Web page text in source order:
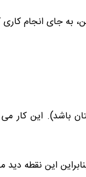
به جای انجام
این کار می
این نقطه